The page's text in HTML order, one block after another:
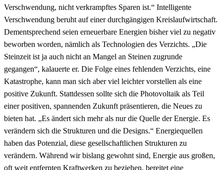
Verschwendung, nicht verkrampftes Sparen ist.“ Intelligente
Verschwendung beruht auf einer durchgängigen Kreislaufwirtschaft.
Dementsprechend seien erneuerbare Energien bisher viel zu negativ
beworben worden, nämlich als Technologien des Verzichts. „Die
Steinzeit ist ja auch nicht an Mangel an Steinen zugrunde
gegangen“, kalauerte er. Die Folge eines fehlenden Verzichts, eine
Katastrophe, kann man sich aber viel leichter vorstellen als eine
positive Zukunft. Stattdessen sollte sich die Photovoltaik als Teil
einer positiven, spannenden Zukunft präsentieren, die Neues zu
bieten hat. „Es ändert sich mehr als nur die Quelle der Energie. Es
verändern sich die Strukturen und die Designs.“ Energiequellen
haben das Potenzial, diese gesellschaftlichen Strukturen zu
verändern. Während wir bislang gewohnt sind, Energie aus großen,
oft weit entfernten Kraftwerken zu beziehen, bereitet eine